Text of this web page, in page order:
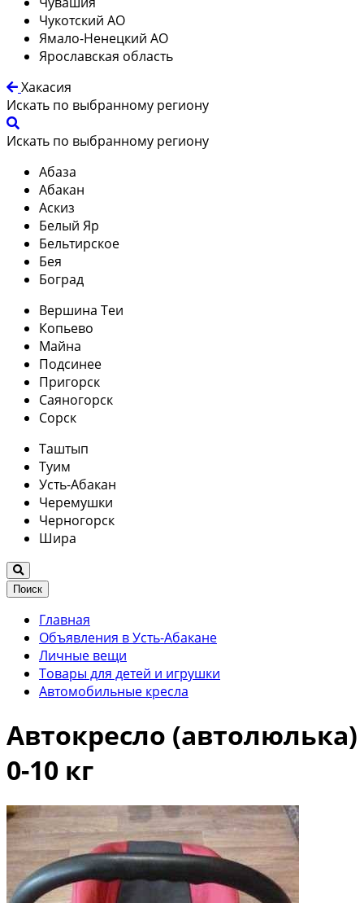
Чукотский АО
Ямало-Ненецкий АО
Ярославская область
Хакасия
Искать по выбранному региону
Искать по выбранному региону
Абаза
Абакан
Аскиз
Белый Яр
Бельтирское
Бея
Боград
Вершина Теи
Копьево
Майна
Подсинее
Пригорск
Саяногорск
Сорск
Таштып
Туим
Усть-Абакан
Черемушки
Черногорск
Шира
Поиск
Главная
Объявления в Усть-Абакане
Личные вещи
Товары для детей и игрушки
Автомобильные кресла
Автокресло (автолюлька)
0-10 кг